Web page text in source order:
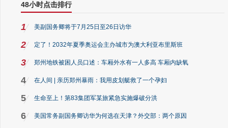
48小时点击排行
1 美副国务卿将于7月25日至26日访华
2 定了！2032年夏季奥运会主办城市为澳大利亚布里斯班
3 郑州地铁被困人员口述：车厢外水有一人多高 车厢内缺氧
4 在人间 | 亲历郑州暴雨：我用皮划艇救了一个孕妇
5 生命至上！第83集团军某旅紧急实施爆破分洪
6 美国常务副国务卿访华为何选在天津？外交部：两个原因